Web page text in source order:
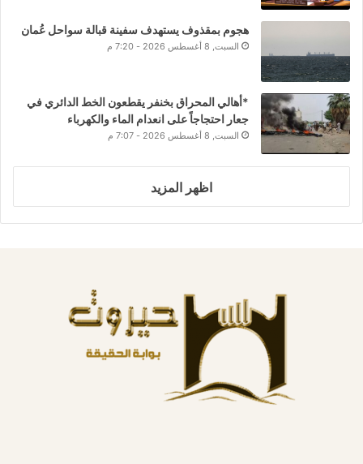
هجوم بمقذوف يستهدف سفينة قبالة سواحل عُمان
السبت, 8 أغسطس 2026 - 7:20 م
*أهالي المحراق بخنفر يقطعون الخط الدائري في
جعار احتجاجاً على انعدام الماء والكهرباء
السبت, 8 أغسطس 2026 - 7:07 م
اظهر المزيد